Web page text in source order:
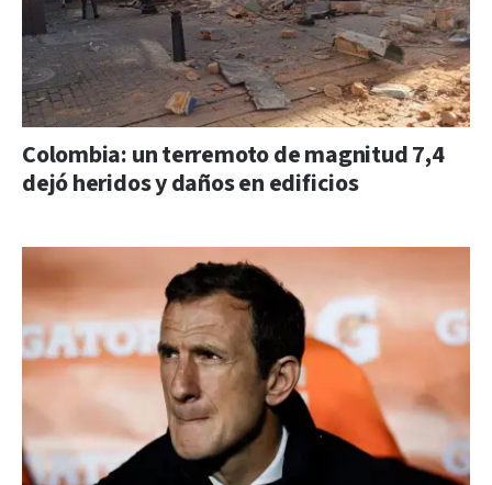
Colombia: un terremoto de magnitud 7,4
dejó heridos y daños en edificios